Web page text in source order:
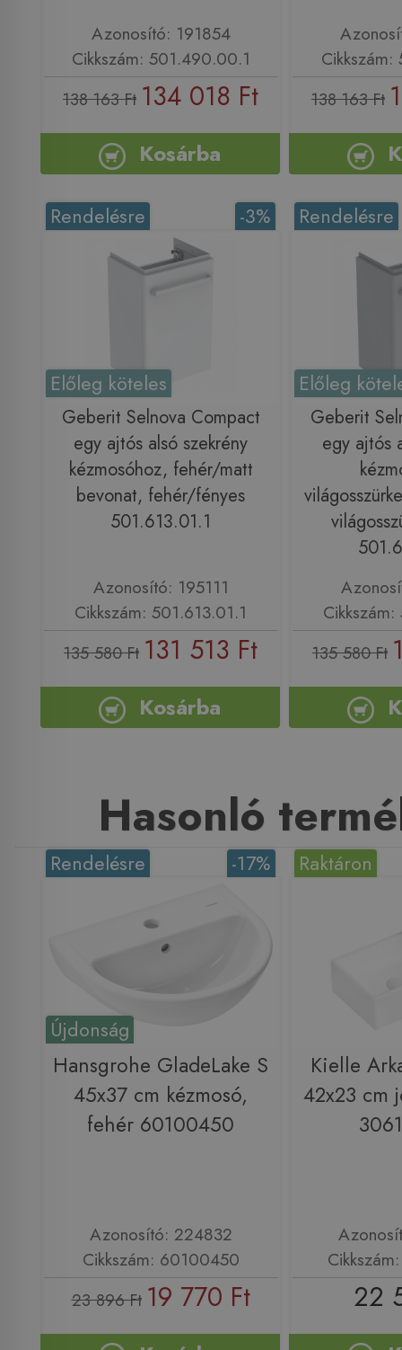
Azonosító: 191854
Cikkszám: 501.490.00.1
138 163 Ft 134 018 Ft
Kosárba
138 163 Ft
-3%
Rendelésre
Előleg köteles
Geberit Selnova Compact
egy ajtós alsó szekrény
kézmosóhoz, fehér/matt
bevonat, fehér/fényes
501.613.01.1
Azonosító: 195111
Cikkszám: 501.613.01.1
135 580 Ft 131 513 Ft
Kosárba
Rendelésre
Előleg
Geberit
egy ajtós
135 580 Ft
Hasonló
Újdonság
-17%
Rendelésre
Hansgrohe GladeLake S
45x37 cm kézmosó,
fehér 60100450
Azonosító: 224832
Cikkszám: 60100450
23 896 Ft 19 770 Ft
Raktáron
Kielle
42x23 cm
22